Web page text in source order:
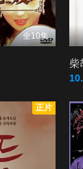
全10集
柴
正片